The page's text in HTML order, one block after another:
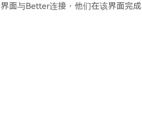
面与Better连接，他们在该界面完成